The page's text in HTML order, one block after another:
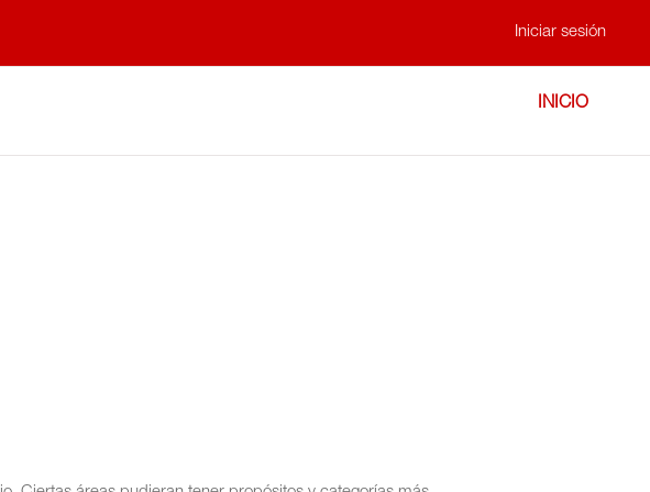
Iniciar sesión
INICIO